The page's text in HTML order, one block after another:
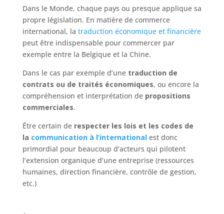
Dans le Monde, chaque pays ou presque applique sa
propre législation. En matière de commerce
international, la traduction économique et financière
peut être indispensable pour commercer par
exemple entre la Belgique et la Chine.
Dans le cas par exemple d’une traduction de
contrats ou de traités économiques, ou encore la
compréhension et interprétation de propositions
commerciales.
Être certain de respecter les lois et les codes de
la communication à l’internationalest donc
primordial pour beaucoup d’acteurs qui pilotent
l’extension organique d’une entreprise (ressources
humaines, direction financière, contrôle de gestion,
etc.)